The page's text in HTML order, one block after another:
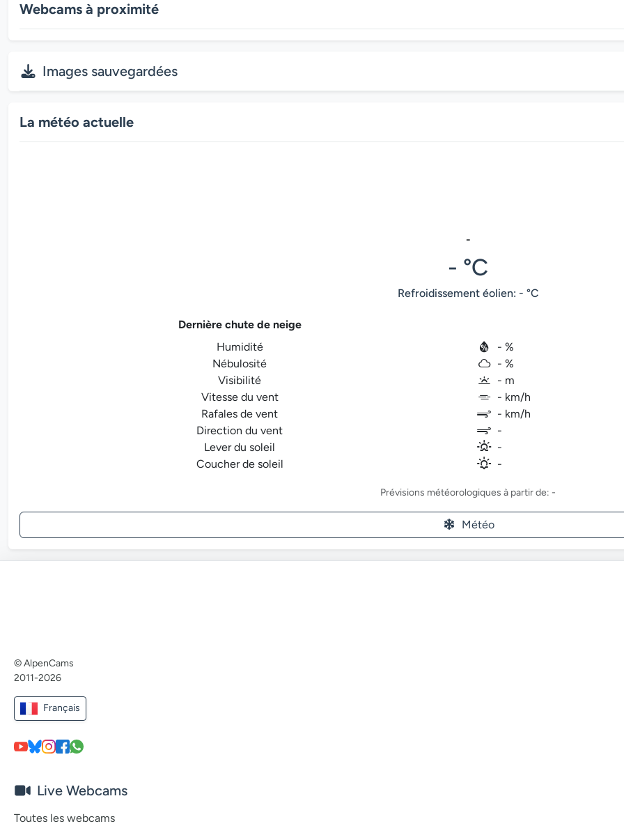
Webcams à proximité
Images sauvegardées
La météo actuelle
-
- °C
Refroidissement éolien: - °C
Dernière chute de neige
Humidité
- %
Nébulosité
- %
Visibilité
- m
Vitesse du vent
- km/h
Rafales de vent
- km/h
Direction du vent
-
Lever du soleil
-
Coucher de soleil
-
Prévisions météorologiques à partir de: -
Météo
© AlpenCams
2011-2026
Français
Live Webcams
Toutes les webcams